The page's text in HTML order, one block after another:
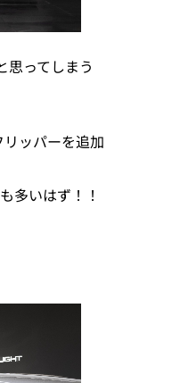
思ってしまう
ッパーを追加
多いはず！！